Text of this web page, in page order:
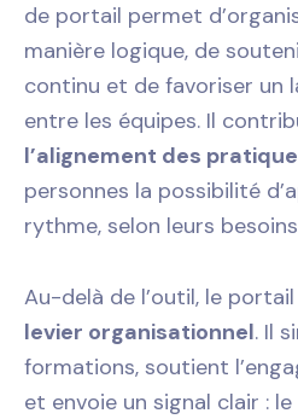
de portail permet
manière logique, de
continu et de favoriser un
entre les équipes. Il
l’alignement des
personnes la possibilité
rythme, selon leurs
Au-delà de l’outil, le
levier organisationnel. Il
formations, soutient
et envoie un signal clair :